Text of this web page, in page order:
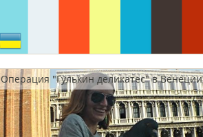
Операция "Гулькин деликатес" в Венеции